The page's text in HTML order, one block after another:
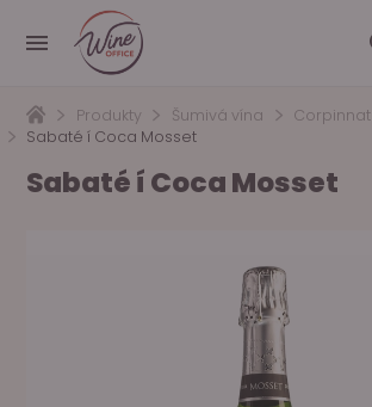
Produkty Šumivá vína
Corpinnat
Sabaté í Coca Mosset
Sabaté í Coca Mosset